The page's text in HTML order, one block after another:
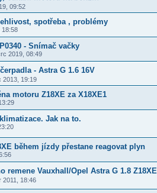
09:52
spotřeba , problémy
18:58
- Snímač vačky
2019, 08:49
- Astra G 1.6 16V
2013, 19:19
motoru Z18XE za X18XE1
Jak na to.
během jízdy přestane reagovat plyn
remene Vauxhall/Opel Astra G 1.8 Z18XE
2011, 18:46